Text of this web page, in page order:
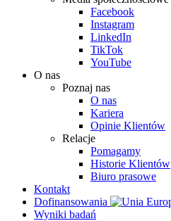
Facebook
Instagram
LinkedIn
TikTok
YouTube
O nas
Poznaj nas
O nas
Kariera
Opinie Klientów
Relacje
Pomagamy
Historie Klientów
Biuro prasowe
Kontakt
Dofinansowania
Wyniki badań